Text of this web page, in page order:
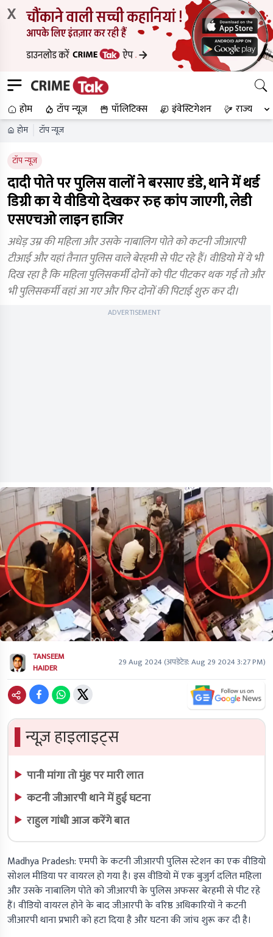
X
होम टॉप न्यूज पॉलिटिक्स इंवेस्टिगेशन राज्य
होम टॉप न्यूज
टॉप न्यूज
दादी पोते पर पुलिस वालों ने बरसाए डंडे, थाने में थर्ड
डिग्री का ये वीडियो देखकर रुह कांप जाएगी, लेडी
एसएचओ लाइन हाजिर
अधेड़ उम्र की महिला और उसके नाबालिग पोते को कटनी जीआरपी
टीआई और यहां तैनात पुलिस वाले बेरहमी से पीट रहे हैं। वीडियो में ये भी
दिख रहा है कि महिला पुलिसकर्मी दोनों को पीट पीटकर थक गई तो और
भी पुलिसकर्मी वहां आ गए और फिर दोनों की पिटाई शुरु कर दी।
ADVERTISEMENT
TANSEEM
HAIDER
29 Aug 2024(अपडेटेड:Aug 29 2024 3:27 PM)
न्यूज़ हाइलाइट्स
पानी मांगा तो मुंह पर मारी लात
कटनी जीआरपी थाने में हुई घटना
राहुल गांधी आज करेंगे बात
Madhya Pradesh:एमपी के कटनी जीआरपी पुलिस स्टेशन का एक वीडियो
सोशल मीडिया पर वायरल हो गया है। इस वीडियो में एक बुजुर्ग दलित महिला
और उसके नाबालिग पोते को जीआरपी के पुलिस अफसर बेरहमी से पीट रहे
हैं। वीडियो वायरल होने के बाद जीआरपी के वरिष्ठ अधिकारियों ने कटनी
जीआरपी थाना प्रभारी को हटा दिया है और घटना की जांच शुरू कर दी है।